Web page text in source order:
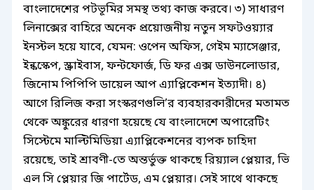
বাংলাদেশের পটভূমির সমস্থ তথ্য কাজ করবে। ৩) সাধারণ
লিনাক্সের বাহিরে অনেক প্রয়োজনীয় নতুন সফটওয়্যার
ইনস্টল হয়ে যাবে, যেমন: ওপেন অফিস, গেইম ম্যাসেঞ্জার,
ইন্কস্কেপ, স্ক্রাইবাস, ফন্টফোর্জ, ডি ফর এক্স ডাউনলোডার,
জিনোম পিপিপি ডায়েল আপ এ্যাপ্লিকেশন ইত্যাদী। ৪)
আগে রিলিজ করা সংস্করণগুলি’র ব্যবহারকারীদের মতামত
থেকে অঙ্কুরের ধারণা হয়েছে যে বাংলাদেশে অপারেটিং
সিস্টেমে মাল্টিমিডিয়া এ্যাপ্লিকেশনের ব্যপক চাহিদা
রয়েছে, তাই শ্রাবণী-তে অন্তর্ভুক্ত থাকছে রিয়্যাল প্লেয়ার, ভি
এল সি প্লেয়ার জি পার্টেড, এম প্লেয়ার। সেই সাথে থাকছে